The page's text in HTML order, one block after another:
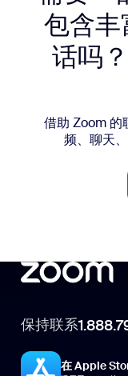
包含丰
话吗
借助 Zoom 的
频、聊天
保持联系
在 Apple